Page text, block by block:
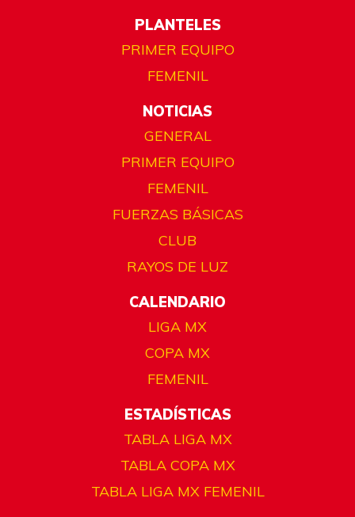
PLANTELES
PRIMER EQUIPO
FEMENIL
NOTICIAS
GENERAL
PRIMER EQUIPO
FEMENIL
FUERZAS BÁSICAS
CLUB
RAYOS DE LUZ
CALENDARIO
LIGA MX
COPA MX
FEMENIL
ESTADÍSTICAS
TABLA LIGA MX
TABLA COPA MX
TABLA LIGA MX FEMENIL